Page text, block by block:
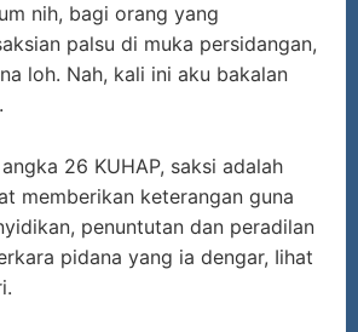
nih, bagi orang yang
palsu di muka persidangan,
loh. Nah, kali ini aku bakalan
26 KUHAP, saksi adalah
memberikan keterangan guna
penuntutan dan peradilan
pidana yang ia dengar, Iihat